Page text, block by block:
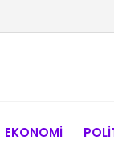
EKONOMI